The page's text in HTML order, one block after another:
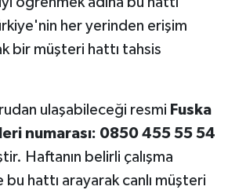
her yerinden erişim
bir müşteri hattı tahsis
ulaşabileceği resmi Fuska
numarası: 0850 455 55 54
Haftanın belirli çalışma
hattı arayarak canlı müşteri